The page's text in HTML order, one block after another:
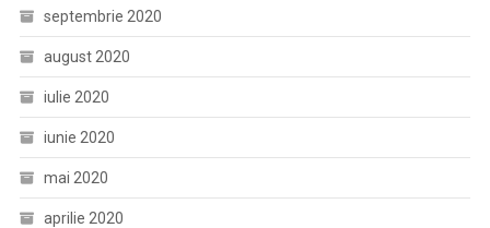
septembrie 2020
august 2020
iulie 2020
iunie 2020
mai 2020
aprilie 2020